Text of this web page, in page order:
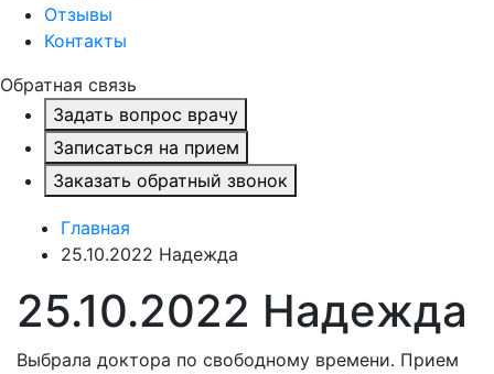
Отзывы
Контакты
Обратная связь
Задать вопрос врачу
Записаться на прием
Заказать обратный звонок
Главная
25.10.2022 Надежда
25.10.2022 Надежда
Выбрала доктора по свободному времени. Прием